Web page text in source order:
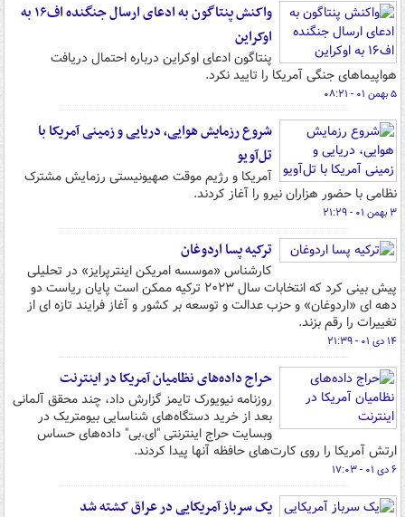
واکنش پنتاگون به ادعای ارسال جنگنده اف۱۶ به
اوکراین
پنتاگون ادعای اوکراین درباره احتمال دریافت
هواپیماهای جنگی آمریکا را تایید نکرد.
۵ بهمن ۰۱ - ۰۸:۲۱
شروع رزمایش هوایی، دریایی و زمینی آمریکا با
تل‌آویو
آمریکا و رژیم موقت صهیونیستی رزمایش مشترک
نظامی با حضور هزاران نیرو را آغاز کردند.
۳ بهمن ۰۱ - ۲۱:۲۹
ترکیه پسا اردوغان
کارشناس «موسسه امریکن اینترپرایز» در تحلیلی
پیش بینی کرد که انتخابات سال ۲۰۲۳ ترکیه ممکن است پایان ریاست دو
دهه ای «اردوغان» و حزب عدالت و توسعه بر کشور و آغاز فرایند تازه ای از
تغییرات را رقم بزند.
۱۴ دی ۰۱ - ۲۱:۳۹
حراج داده‌های نظامیان آمریکا در اینترنت
روزنامه نیویورک تایمز گزارش داد، چند محقق آلمانی
بعد از خرید دستگاه‌های شناسایی بیومتریک در
وبسایت حراج اینترنتی "ای.بی" داده‌های حساس
ارتش آمریکا را روی کارت‌های حافظه‌ آنها پیدا کردند.
۶ دی ۰۱ - ۱۷:۰۳
یک سرباز آمریکایی در عراق کشته شد